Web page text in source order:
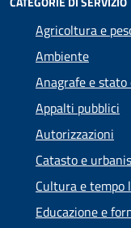
Agricoltura e
Ambiente
Anagrafe e
Appalti pubblici
Autorizzazioni
Catasto e
Cultura e tempo
Educazione e